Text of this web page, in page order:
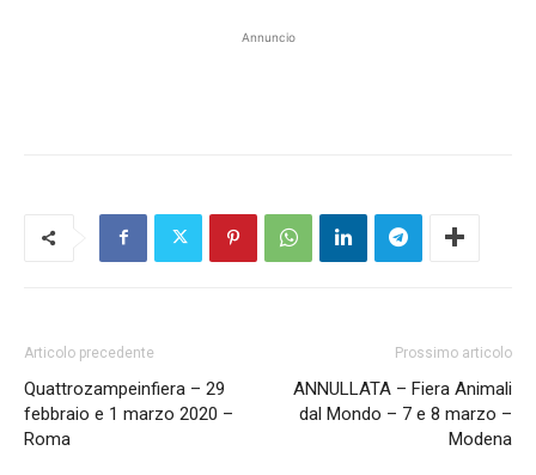
Annuncio
Articolo precedente
Quattrozampeinfiera – 29
febbraio e 1 marzo 2020 –
Roma
Prossimo articolo
ANNULLATA – Fiera Animali
dal Mondo – 7 e 8 marzo –
Modena